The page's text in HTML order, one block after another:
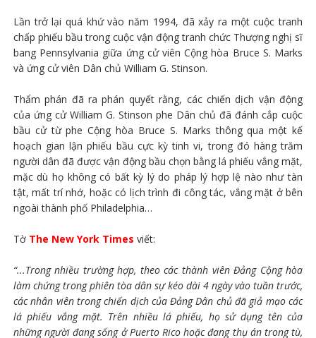
Lần trở lại quá khứ vào năm 1994, đã xảy ra một cuộc tranh
chấp phiếu bầu trong cuộc vận động tranh chức Thượng nghị sĩ
bang Pennsylvania giữa ứng cử viên Cộng hòa Bruce S. Marks
và ứng cử viên Dân chủ William G. Stinson.
Thẩm phán đã ra phán quyết rằng, các chiến dịch vận động
của ứng cử William G. Stinson phe Dân chủ đã đánh cắp cuộc
bầu cử từ phe Cộng hòa Bruce S. Marks thông qua một kế
hoạch gian lận phiếu bầu cực kỳ tinh vi, trong đó hàng trăm
người dân đã được vận động bầu chọn bằng lá phiếu vắng mặt,
mặc dù họ không có bất kỳ lý do pháp lý hợp lệ nào như tàn
tật, mất trí nhớ, hoặc có lịch trình đi công tác, vắng mặt ở bên
ngoài thành phố Philadelphia…
Tờ The New York Times viết:
“...Trong nhiều trường hợp, theo các thành viên Đảng Cộng hòa
làm chứng trong phiên tòa dân sự kéo dài 4 ngày vào tuần trước,
các nhân viên trong chiến dịch của Đảng Dân chủ đã giả mạo các
lá phiếu vắng mặt. Trên nhiều lá phiếu, họ sử dụng tên của
những người đang sống ở Puerto Rico hoặc đang thụ án trong tù,